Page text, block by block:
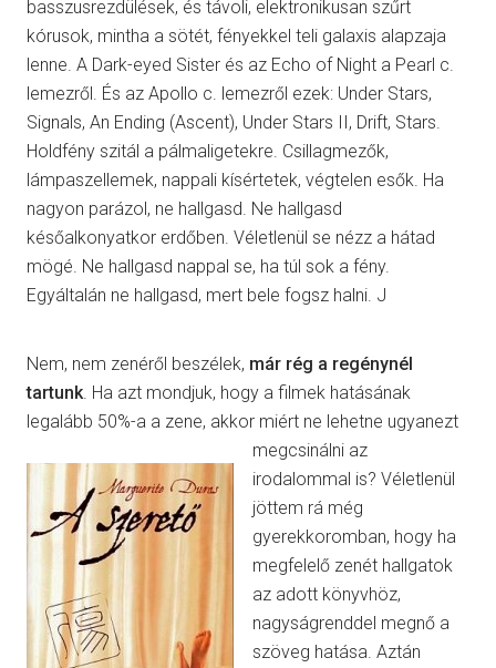
basszusrezdülések, és távoli, elektronikusan szűrt
kórusok, mintha a sötét, fényekkel teli galaxis alapzaja
lenne. A Dark-eyed Sister és az Echo of Night a Pearl c.
lemezről. És az Apollo c. lemezről ezek: Under Stars,
Signals, An Ending (Ascent), Under Stars II, Drift, Stars.
Holdfény szitál a pálmaligetekre. Csillagmezők,
lámpaszellemek, nappali kísértetek, végtelen esők. Ha
nagyon parázol, ne hallgasd. Ne hallgasd
későalkonyatkor erdőben. Véletlenül se nézz a hátad
mögé. Ne hallgasd nappal se, ha túl sok a fény.
Egyáltalán ne hallgasd, mert bele fogsz halni. J
Nem, nem zenéről beszélek, már rég a regénynél
tartunk . Ha azt mondjuk, hogy a filmek hatásának
legalább 50%-a a zene, akkor miért ne lehetne ugyanezt
megcsinálni az
irodalommal is? Véletlenül
jöttem rá még
gyerekkoromban, hogy ha
megfelelő zenét hallgatok
az adott könyvhöz,
nagyságrenddel megnő a
szöveg hatása. Aztán